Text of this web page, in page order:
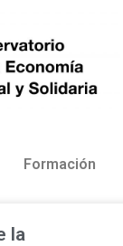
Formación
la